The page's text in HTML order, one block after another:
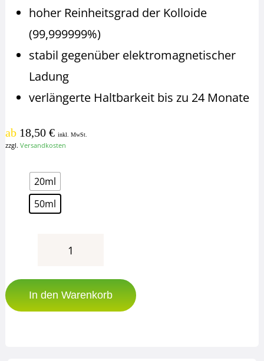
hoher Reinheitsgrad der Kolloide
(99,999999%)
stabil gegenüber elektromagnetischer
Ladung
verlängerte Haltbarkeit bis zu 24 Monate
ab 18,50 € inkl. MwSt.
zzgl. Versandkosten
20ml
50ml
Kolloidales
Bismut
|
Protonenresonanz
In den Warenkorb